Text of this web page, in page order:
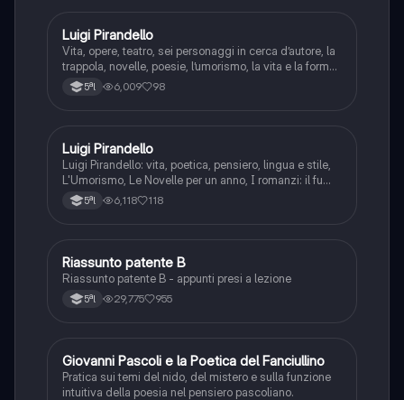
Italiano
Luigi Pirandello
Vita, opere, teatro, sei personaggi in cerca d’autore, la
trappola, novelle, poesie, l’umorismo, la vita e la forma,
frantumazione dell’Io, la civiltà moderna e
l’alienazione, il treno ha fischiato, canta l’epistola, i
5ªl 6,009 98
Italiano
Luigi Pirandello
Luigi Pirandello: vita, poetica, pensiero, lingua e stile,
L'Umorismo, Le Novelle per un anno, I romanzi: il fu
Mattia Pascal, Quaderni di Serafino Gubbio operatore;
Uno, nessuno e centomila; il teatro: Sei personaggi in
5ªl 6,118 118
Italiano
Riassunto patente B
Riassunto patente B - appunti presi a lezione
5ªl 29,775 955
GItaliano
Giovanni Pascoli e la Poetica del Fanciullino
Pratica sui temi del nido, del mistero e sulla funzione
intuitiva della poesia nel pensiero pascoliano.